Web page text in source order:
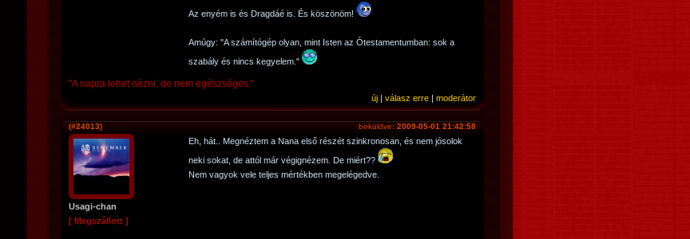
Az enyém is és Dragdáé is. És köszönöm!
Amúgy: "A számítógép olyan, mint Isten az Ótestamentumban: sok a
szabály és nincs kegyelem."
"A napra lehet nézni, de nem egészséges."
új | válasz erre | moderátor
beküldve: 2009-05-01 21:42:58
(#24013)
Usagi-chan
[ Megszállott ]
Eh, hát.. Megnéztem a Nana első részét szinkronosan, és nem jósolok
neki sokat, de attól már végignézem. De miért??
Nem vagyok vele teljes mértékben megelégedve.